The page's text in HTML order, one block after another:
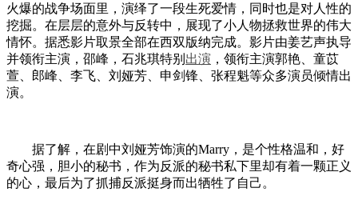
火爆的战争场面里，演绎了一段生死爱情，同时也是对人性的
挖掘。在层层的意外与反转中，展现了小人物拯救世界的伟大
情怀。据悉影片取景全部在西双版纳完成。影片由姜艺声执导
并领衔主演，邵峰，石兆琪特别 出演 ，领衔主演郭艳、童苡
萱、郎峰、李飞、刘娅芳、申剑锋、张程魁等众多演员倾情出
演。
据了解，在剧中刘娅芳饰演的Marry，是个性格温和，好
奇心强，胆小的秘书，作为反派的秘书私下里却有着一颗正义
的心，最后为了抓捕反派挺身而出牺牲了自己。